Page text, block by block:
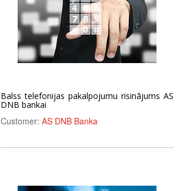
Balss telefonijas pakalpojumu risinājums AS
DNB bankai
Customer:AS DNB Banka